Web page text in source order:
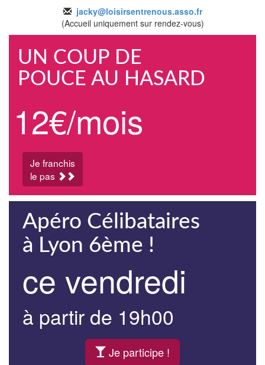
jacky@loisirsentrenous.asso.fr
(Accueil uniquement sur rendez-vous)
UN COUP DE
POUCE AU HASARD
12€/mois
Je franchis
le pas
Apéro Célibataires
à Lyon 6ème !
ce vendredi
à partir de 19h00
Je participe !